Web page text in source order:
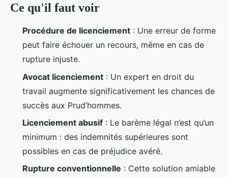
Ce qu'il faut voir
Procédure de licenciement : Une erreur de forme
peut faire échouer un recours, même en cas de
rupture injuste.
Avocat licenciement : Un expert en droit du
travail augmente significativement les chances de
succès aux Prud’hommes.
Licenciement abusif : Le barème légal n’est qu’un
minimum : des indemnités supérieures sont
possibles en cas de préjudice avéré.
Rupture conventionnelle : Cette solution amiable